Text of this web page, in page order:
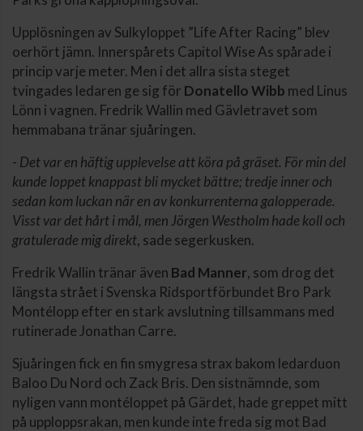
Upplösningen av Sulkyloppet ”Life After Racing” blev
oerhört jämn. Innerspårets Capitol Wise As spårade i
princip varje meter. Men i det allra sista steget
tvingades ledaren ge sig för Donatello Wibb med Linus
Lönn i vagnen. Fredrik Wallin med Gävletravet som
hemmabana tränar sjuåringen.
- Det var en häftig upplevelse att köra på gräset. För min del
kunde loppet knappast bli mycket bättre; tredje inner och
sedan kom luckan när en av konkurrenterna galopperade.
Visst var det hårt i mål, men Jörgen Westholm hade koll och
gratulerade mig direkt, sade segerkusken.
Fredrik Wallin tränar även Bad Manner, som drog det
längsta strået i Svenska Ridsportförbundet Bro Park
Montélopp efter en stark avslutning tillsammans med
rutinerade Jonathan Carre.
Sjuåringen fick en fin smygresa strax bakom ledarduon
Baloo Du Nord och Zack Bris. Den sistnämnde, som
nyligen vann montéloppet på Gärdet, hade greppet mitt
på upploppsrakan, men kunde inte freda sig mot Bad